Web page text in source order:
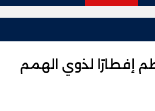
إفطارًا لذوي الهمم